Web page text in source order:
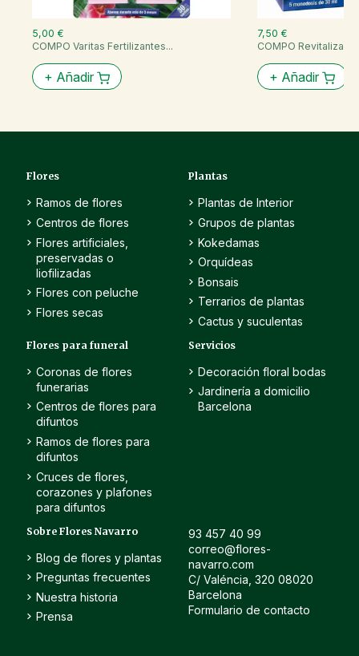
5,00 €
COMPO Varitas Fertilizantes...
+ Añadir
7,50 €
COMPO
+ Añadir
Flores
Ramos de flores
Centros de flores
Flores artificiales,
preservadas o
liofilizadas
Flores con peluche
Flores secas
Plantas
Plantas de Interior
Grupos de plantas
Kokedamas
Orquídeas
Bonsais
Terrarios de plantas
Cactus y suculentas
Flores para funeral
Coronas de flores
funerarias
Centros de flores para
difuntos
Ramos de flores para
difuntos
Cruces de flores,
corazones y plafones
para difuntos
Servicios
Decoración floral bodas
Jardinería a domicilio
Barcelona
Sobre Flores Navarro
Blog de flores y plantas
Preguntas frecuentes
Nuestra historia
Prensa
93 457 40 99
correo@flores-
navarro.com
C/ Valéncia, 320 08020
Barcelona
Formulario de contacto